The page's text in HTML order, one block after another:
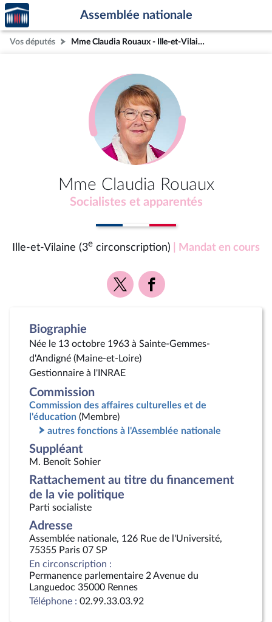
Aller au contenu
Aller en bas de la page
Accèder
à la
page
d'accueil
Assemblée nationale
Vos députés Mme Claudia Rouaux - Ille-et-Vilaine (3e circonscription)
Mme Claudia Rouaux
Socialistes et apparentés
Ille-et-Vilaine (3e circonscription) | Mandat en cours
Voir
la
Voir
la
Biographie
Née le 13 octobre 1963 à Sainte-Gemmes-
d'Andigné (Maine-et-Loire)
Gestionnaire à l'INRAE
Commission
Commission des affaires culturelles et de
l'éducation (Membre)
autres fonctions à l'Assemblée nationale
Suppléant
M. Benoît Sohier
Rattachement au titre du financement
de la vie politique
Parti socialiste
Adresse
Assemblée nationale, 126 Rue de l'Université,
75355 Paris 07 SP
En circonscription :
Permanence parlementaire 2 Avenue du
Languedoc 35000 Rennes
Téléphone : 02.99.33.03.92